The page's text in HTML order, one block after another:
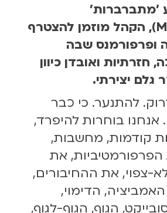
'מתברברות'
(Mitbarberot), הקהל מוזמן להצטרף
ופרפורמנס שבה
חזרתיות ואובדן כיוון
גלם יצירתי.
להתנער. כי כבר
אנחנו בוחרות להיפרד,
קודמות, מחשבות,
הפרפורמטיביות, את
צפוי, את ההחיבורים,
הדימוי,
הגוף, הגוף-לגוף,